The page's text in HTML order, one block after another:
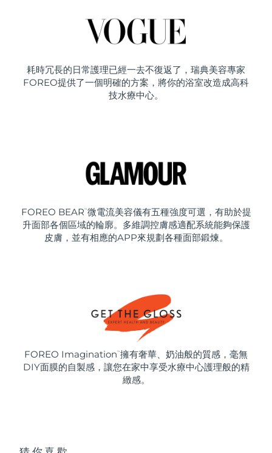
耗時冗長的日常護理已經一去不復返了，瑞典美容專家
FOREO提供了一個明確的方案，將你的浴室改造成高科
技水療中心。
FOREO BEAR ™ 微電流美容儀有五種強度可選，有助於提
升面部各個區域的輪廓。多維調控膚感適配系統能夠保護
皮膚，並有相應的APP來規劃各種面部鍛煉。
FOREO Imagination ™ 擁有奢華、奶油般的質感，毫無
DIY面膜的自製感，讓您在家中享受水療中心護理般的精
緻感。